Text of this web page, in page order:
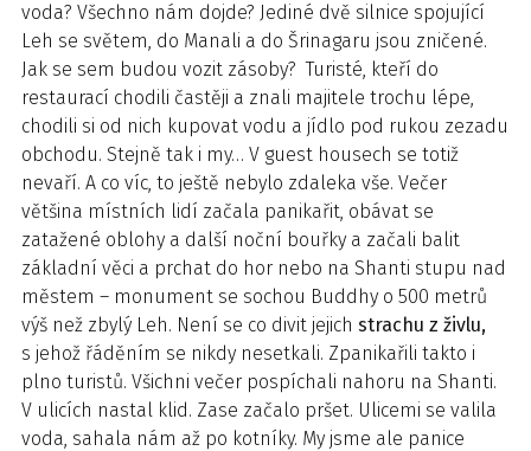
voda? Všechno nám dojde? Jediné dvě silnice spojující
Leh se světem, do Manali a do Šrinagaru jsou zničené.
Jak se sem budou vozit zásoby? Turisté, kteří do
restaurací chodili častěji a znali majitele trochu lépe,
chodili si od nich kupovat vodu a jídlo pod rukou zezadu
obchodu. Stejně tak i my… V guest housech se totiž
nevaří. A co víc, to ještě nebylo zdaleka vše. Večer
většina místních lidí začala panikařit, obávat se
zatažené oblohy a další noční bouřky a začali balit
základní věci a prchat do hor nebo na Shanti stupu nad
městem – monument se sochou Buddhy o 500 metrů
výš než zbylý Leh. Není se co divit jejich strachu z živlu,
s jehož řáděním se nikdy nesetkali. Zpanikařili takto i
plno turistů. Všichni večer pospíchali nahoru na Shanti.
V ulicích nastal klid. Zase začalo pršet. Ulicemi se valila
voda, sahala nám až po kotníky. My jsme ale panice